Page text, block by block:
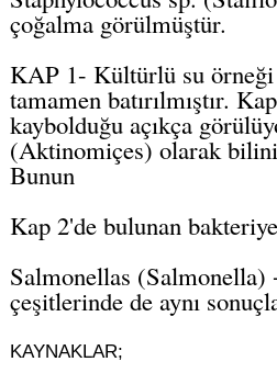
çoğalma görülmüştür.
KAP 1- Kültürlü su örneği
tamamen batırılmıştır.
kaybolduğu açıkça
(Aktinomiçes) olarak
Bunun
Kap 2'de bulunan
Salmonellas (Salmonella)
çeşitlerinde de aynı
KAYNAKLAR;